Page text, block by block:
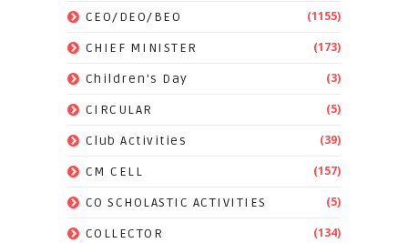
CEO/DEO/BEO (1155)
CHIEF MINISTER (173)
Children's Day (3)
CIRCULAR (5)
Club Activities (39)
CM CELL (157)
CO SCHOLASTIC ACTIVITIES (5)
COLLECTOR (134)